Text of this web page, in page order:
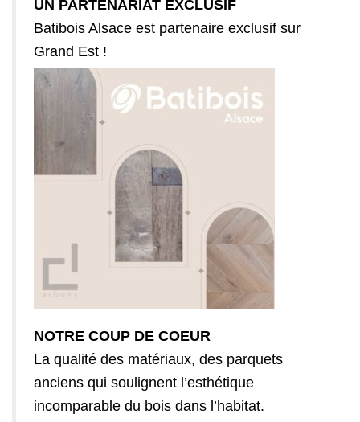
UN PARTENARIAT EXCLUSIF
Batibois Alsace est partenaire exclusif sur
Grand Est !
NOTRE COUP DE COEUR
La qualité des matériaux, des parquets
anciens qui soulignent l’esthétique
incomparable du bois dans l’habitat.